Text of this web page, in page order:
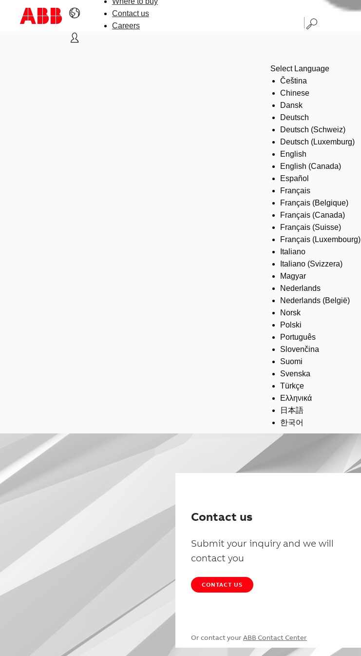
Contact us
Careers
Select Language
Čeština
Chinese
Dansk
Deutsch
Deutsch (Schweiz)
Deutsch (Luxemburg)
English
English (Canada)
Español
Français
Français (Belgique)
Français (Canada)
Français (Suisse)
Français (Luxembourg)
Italiano
Italiano (Svizzera)
Magyar
Nederlands
Nederlands (België)
Norsk
Polski
Português
Slovenčina
Suomi
Svenska
Türkçe
Ελληνικά
日本語
한국어
Contact us
Submit your inquiry and we will
contact you
CONTACT US
Or contact your ABB Contact Center